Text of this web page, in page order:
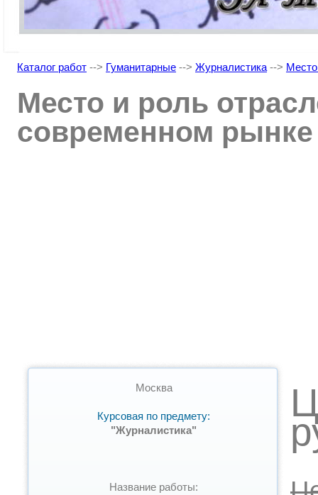
Каталог работ --> Гуманитарные --> Журналистика -->
Место и роль
современном
Москва
Курсовая по предмету:
"Журналистика"
Название работы: